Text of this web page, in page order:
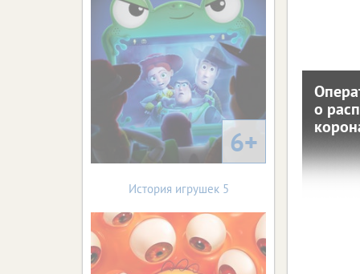
ЦФО
о
о
11
6+
История игрушек 5